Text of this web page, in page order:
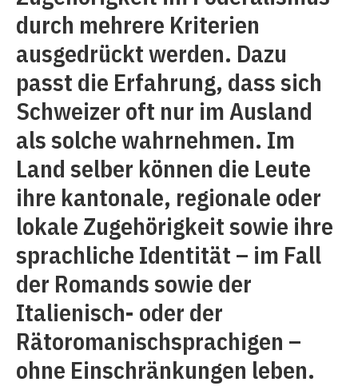
durch mehrere Kriterien
ausgedrückt werden. Dazu
passt die Erfahrung, dass sich
Schweizer oft nur im Ausland
als solche wahrnehmen. Im
Land selber können die Leute
ihre kantonale, regionale oder
lokale Zugehörigkeit sowie ihre
sprachliche Identität – im Fall
der Romands sowie der
Italienisch- oder der
Rätoromanischsprachigen –
ohne Einschränkungen leben.